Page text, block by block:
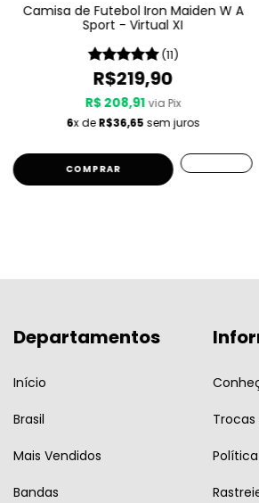
Camisa de Futebol Iron Maiden W A
Sport - Virtual XI
(11)
R$219,90
R$ 208,91 via Pix
6x deR$36,65 sem juros
COMPRAR
Departamentos
Início
Brasil
Mais Vendidos
Bandas